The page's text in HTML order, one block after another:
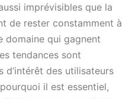
imprévisibles que la
de rester constamment à
domaine qui gagnent
tendances sont
d’intérêt des utilisateurs
il est essentiel,